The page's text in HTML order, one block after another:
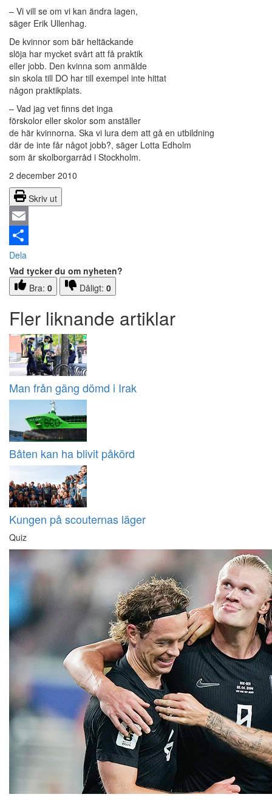
– Vi vill se om vi kan ändra lagen,
säger Erik Ullenhag.
De kvinnor som bär heltäckande
slöja har mycket svårt att få praktik
eller jobb. Den kvinna som anmälde
sin skola till DO har till exempel inte hittat
någon praktikplats.
– Vad jag vet finns det inga
förskolor eller skolor som anställer
de här kvinnorna. Ska vi lura dem att gå en utbildning
där de inte får något jobb?, säger Lotta Edholm
som är skolborgarråd i Stockholm.
2 december 2010
Skriv ut
Email
Dela
Vad tycker du om nyheten?
Bra: 0 Dåligt: 0
Fler liknande artiklar
Man från gäng dömd i Irak
Båten kan ha blivit påkörd
Kungen på scouternas läger
Quiz